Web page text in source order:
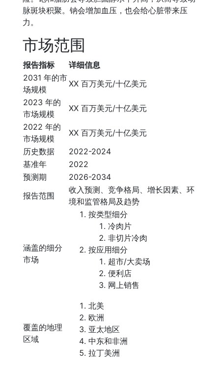
脉斑块积聚。钠会增加血压，也会给心脏带来压
力。
市场范围
报告指标
详细信息
2031 年的市
场规模
XX 百万美元/十亿美元
2023 年的
市场规模
XX 百万美元/十亿美元
2022 年的
市场规模
XX 百万美元/十亿美元
历史数据
2022-2024
基准年
2022
预测期
2026-2034
报告范围
收入预测、竞争格局、增长因素、环
境和监管格局及趋势
涵盖的细分
市场
按类型细分
冷肉片
非切片冷肉
按应用细分
超市/大卖场
便利店
网上销售
覆盖的地理
区域
北美
欧洲
亚太地区
中东和非洲
拉丁美洲